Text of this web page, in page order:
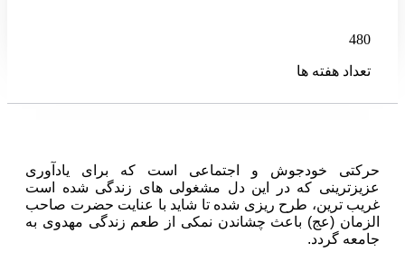
480
تعداد هفته ها
حرکتی خودجوش و اجتماعی است که برای یادآوری
عزیزترینی که در این دل مشغولی های زندگی شده است
غریب ترین، طرح ریزی شده تا شاید با عنایت حضرت صاحب
الزمان (عج) باعث چشاندن نمکی از طعم زندگی مهدوی به
جامعه گردد.